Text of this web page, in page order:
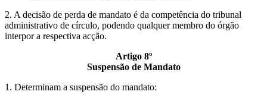
2. A decisão de perda de mandato é da competência do tribunal
administrativo de círculo, podendo qualquer membro do órgão
interpor a respectiva acção.
Artigo 8º
Suspensão de Mandato
1. Determinam a suspensão do mandato: